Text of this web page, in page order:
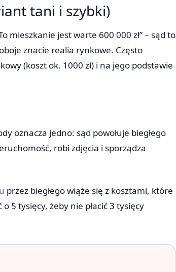
tani i szybki)
mieszkanie jest warte 600 000 zł” – sąd to
znacie realia rynkowe. Często
(koszt ok. 1000 zł) i na jego podstawie
oznacza jedno: sąd powołuje biegłego
robi zdjęcia i sporządza
przez biegłego wiąże się z kosztami, które
5 tysięcy, żeby nie płacić 3 tysięcy